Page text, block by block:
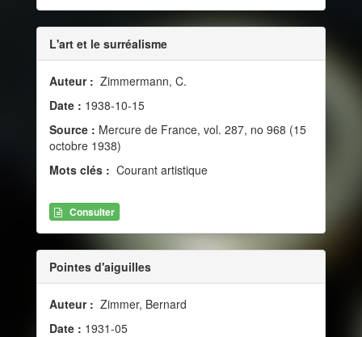
L'art et le surréalisme
Auteur : Zimmermann, C.
Date : 1938-10-15
Source : Mercure de France, vol. 287, no 968 (15
octobre 1938)
Mots clés : Courant artistique
Consulter
Pointes d'aiguilles
Auteur : Zimmer, Bernard
Date : 1931-05